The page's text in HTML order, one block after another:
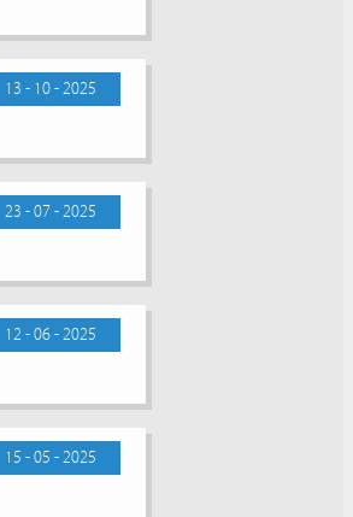
13 - 10 - 2025
23 - 07 - 2025
12 - 06 - 2025
15 - 05 - 2025